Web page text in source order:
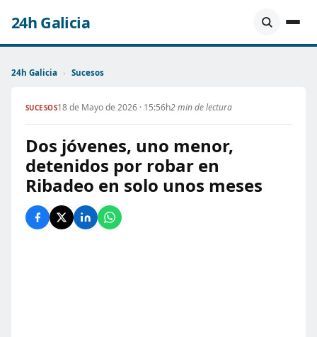
24h Galicia
24h Galicia › Sucesos
SUCESOS18 de Mayo de 2026 · 15:56h2 min de lectura
Dos jóvenes, uno menor,
detenidos por robar en
Ribadeo en solo unos meses